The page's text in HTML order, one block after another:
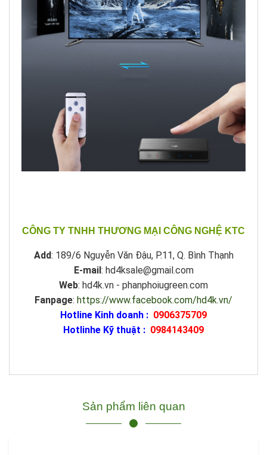
CÔNG TY TNHH THƯƠNG MẠI CÔNG NGHỆ KTC
Add: 189/6 Nguyễn Văn Đậu, P.11, Q. Bình Thạnh
E-mail: hd4ksale@gmail.com
Web: hd4k.vn - phanphoiugreen.com
Fanpage: https://www.facebook.com/hd4k.vn/
Hotline Kinh doanh : 0906375709
Hotlinhe Kỹ thuật : 0984143409
Sản phẩm liên quan